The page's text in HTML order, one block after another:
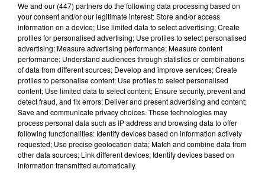
Lecture (9 min 6 sec)
100%
100% Radio l'agenda du sud Tarn
We and our (447) partnersdo the following data processing based on
your consent and/or our legitimate interest: Store and/or access
information on a device; Use limited data to select advertising; Create
profiles for personalised advertising; Use profiles to select personalised
advertising; Measure advertising performance; Measure content
performance; Understand audiences through statistics or combinations
of data from different sources; Develop and improve services; Create
profiles to personalise content; Use profiles to select personalised
content; Use limited data to select content; Ensure security, prevent and
detect fraud, and fix errors; Deliver and present advertising and content;
Save and communicate privacy choices. These technologies may
process personal data such as IP address and browsing data to offer
following functionalities: Identify devices based on information actively
requested; Use precise geolocation data; Match and combine data from
other data sources; Link different devices; Identify devices based on
information transmitted automatically.